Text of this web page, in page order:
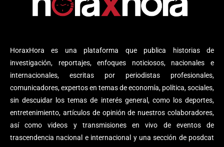
HoraxHora es una plataforma que publica historias de
investigación, reportajes, enfoques noticiosos, nacionales e
internacionales, escritas por periodistas profesionales,
comunicadores, expertos en temas de economía, política, sociales,
sin descuidar los temas de interés general, como los deportes,
entretenimiento, artículos de opinión de nuestros colaboradores,
así como videos y transmisiones en vivo de eventos de
trascendencia nacional e internacional y una sección de posdcat